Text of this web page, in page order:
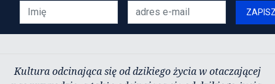
Kultura odcinająca się od dzikiego życia w otaczającej